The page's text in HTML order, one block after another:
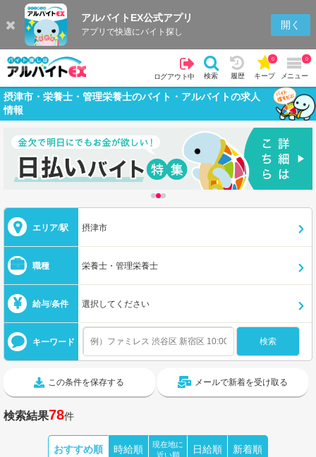
アルバイトEX公式アプリ
アプリで快適にバイト探し
開く
ログアウト中 検索 履歴 キープ
0
メニュー
0
摂津市・栄養士・管理栄養士のバイト・アルバイトの求人
情報
エリア/駅 摂津市
職種 栄養士・管理栄養士
給与/条件 選択してください
キーワード
この条件を保存する メールで新着を受け取る
検索結果78件
おすすめ順 時給順
現在地に
近い順
日給順 新着順